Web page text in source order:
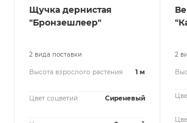
Щучка дернистая
"Бронзешлеер"
2 вида поставки
Высота взрослого растения 1 м
Цвет соцветий Сиреневый
2